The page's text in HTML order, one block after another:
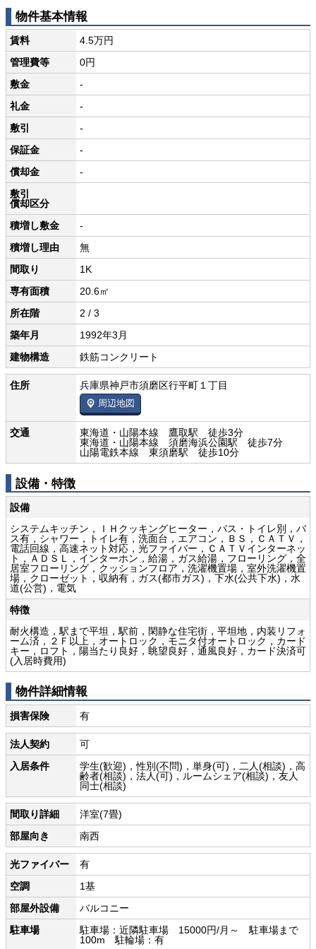
物件基本情報
賃料
4.5万円
管理費等
0円
敷金
-
礼金
-
敷引
-
保証金
-
償却金
-
敷引
償却区分
積増し敷金
-
積増し理由
無
間取り
1K
専有面積
20.6㎡
所在階
2 / 3
築年月
1992年3月
建物構造
鉄筋コンクリート
住所 兵庫県神戸市須磨区行平町１丁目
周辺地図
交通
東海道・山陽本線 鷹取駅 徒歩3分
東海道・山陽本線 須磨海浜公園駅 徒歩7分
山陽電鉄本線 東須磨駅 徒歩10分
設備・特徴
設備
システムキッチン，ＩＨクッキングヒーター，バス・トイレ別，バ
ス有，シャワー，トイレ有，洗面台，エアコン，ＢＳ，ＣＡＴＶ，
電話回線，高速ネット対応，光ファイバー，ＣＡＴＶインターネッ
ト，ＡＤＳＬ，インターホン，給湯，ガス給湯，フローリング，全
居室フローリング，クッションフロア，洗濯機置場，室外洗濯機置
場，クローゼット，収納有，ガス(都市ガス)，下水(公共下水)，水
道(公営)，電気
特徴
耐火構造，駅まで平坦，駅前，閑静な住宅街，平坦地，内装リフォ
ーム済，２Ｆ以上，オートロック，モニタ付オートロック，カード
キー，ロフト，陽当たり良好，眺望良好，通風良好，カード決済可
(入居時費用)
物件詳細情報
損害保険 有
法人契約
可
入居条件
学生(歓迎)，性別(不問)，単身(可)，二人(相談)，高
齢者(相談)，法人(可)，ルームシェア(相談)，友人
同士(相談)
間取り詳細
洋室(7畳)
部屋向き
南西
光ファイバー
有
空調
1基
部屋外設備
バルコニー
駐車場
駐車場：近隣駐車場 15000円/月～ 駐車場まで
100m 駐輪場：有